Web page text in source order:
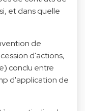
et dans quelle
de
d'actions,
conclu entre
d'application de